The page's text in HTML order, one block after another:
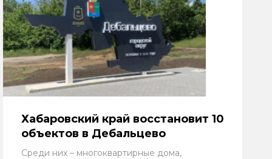
Хабаровский край восстановит 10
объектов в Дебальцево
Среди них – многоквартирные дома,